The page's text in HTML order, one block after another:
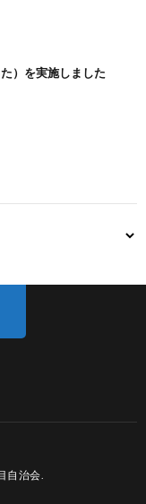
）を実施しました
自治会.